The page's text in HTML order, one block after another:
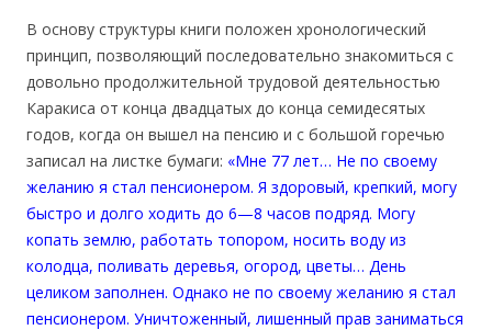
В основу структуры книги положен хронологический
принцип, позволяющий последовательно знакомиться с
довольно продолжительной трудовой деятельностью
Каракиса от конца двадцатых до конца семидесятых
годов, когда он вышел на пенсию и с большой горечью
записал на листке бумаги: «Мне 77 лет… Не по своему
желанию я стал пенсионером. Я здоровый, крепкий, могу
быстро и долго ходить до 6—8 часов подряд. Могу
копать землю, работать топором, носить воду из
колодца, поливать деревья, огород, цветы… День
целиком заполнен. Однако не по своему желанию я стал
пенсионером. Уничтоженный, лишенный прав заниматься